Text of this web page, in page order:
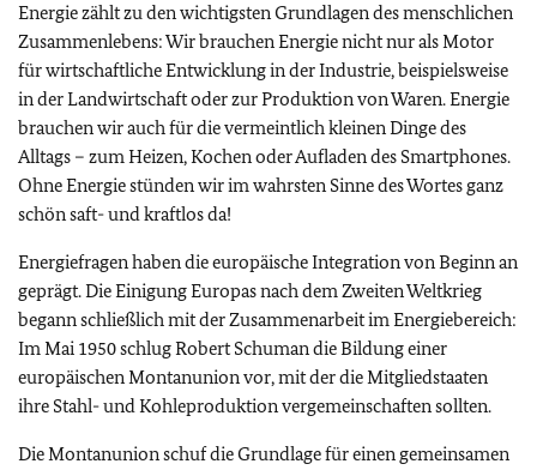
Energie zählt zu den wichtigsten Grundlagen des menschlichen
Zusammenlebens: Wir brauchen Energie nicht nur als Motor
für wirtschaftliche Entwicklung in der Industrie, beispielsweise
in der Landwirtschaft oder zur Produktion von Waren. Energie
brauchen wir auch für die vermeintlich kleinen Dinge des
Alltags – zum Heizen, Kochen oder Aufladen des Smartphones.
Ohne Energie stünden wir im wahrsten Sinne des Wortes ganz
schön saft- und kraftlos da!
Energiefragen haben die europäische Integration von Beginn an
geprägt. Die Einigung Europas nach dem Zweiten Weltkrieg
begann schließlich mit der Zusammenarbeit im Energiebereich:
Im Mai 1950 schlug Robert Schuman die Bildung einer
europäischen Montanunion vor, mit der die Mitgliedstaaten
ihre Stahl- und Kohleproduktion vergemeinschaften sollten.
Die Montanunion schuf die Grundlage für einen gemeinsamen